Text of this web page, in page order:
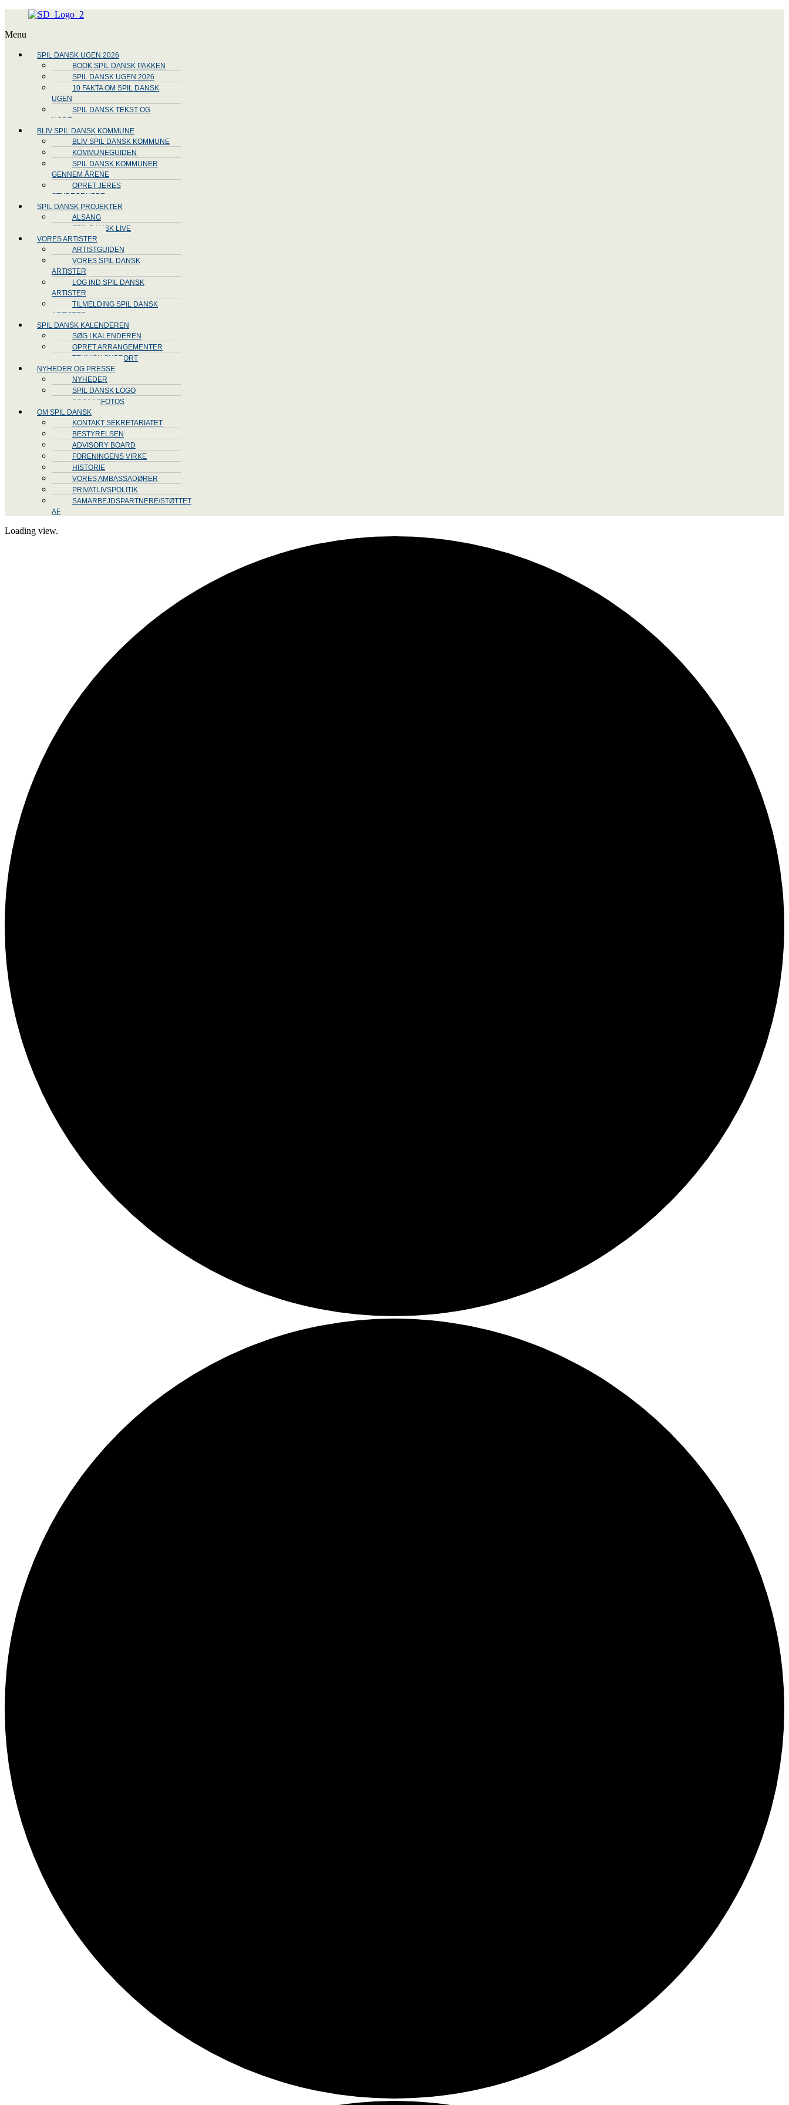
Menu
SPIL DANSK UGEN 2026
BOOK SPIL DANSK PAKKEN
SPIL DANSK UGEN 2026
10 FAKTA OM SPIL DANSK
UGEN
SPIL DANSK TEKST OG
NODE
BLIV SPIL DANSK KOMMUNE
BLIV SPIL DANSK KOMMUNE
KOMMUNEGUIDEN
SPIL DANSK KOMMUNER
GENNEM ÅRENE
OPRET JERES
STYREGRUPPE
SPIL DANSK PROJEKTER
ALSANG
SPIL DANSK LIVE
VORES ARTISTER
ARTISTGUIDEN
VORES SPIL DANSK
ARTISTER
LOG IND SPIL DANSK
ARTISTER
TILMELDING SPIL DANSK
ARTISTER
SPIL DANSK KALENDEREN
SØG I KALENDEREN
OPRET ARRANGEMENTER
TEKNISK SUPPORT
NYHEDER OG PRESSE
NYHEDER
SPIL DANSK LOGO
PRESSEFOTOS
OM SPIL DANSK
KONTAKT SEKRETARIATET
BESTYRELSEN
ADVISORY BOARD
FORENINGENS VIRKE
HISTORIE
VORES AMBASSADØRER
PRIVATLIVSPOLITIK
SAMARBEJDSPARTNERE/STØTTET
AF
Loading view.